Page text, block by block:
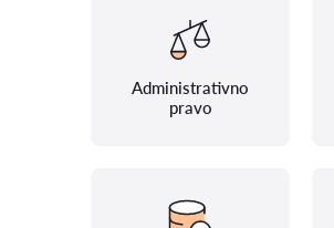
Administrativno
pravo